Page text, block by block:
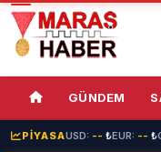
GÜNDEM
PİYASAUSD: -- ₺EUR: -- ₺